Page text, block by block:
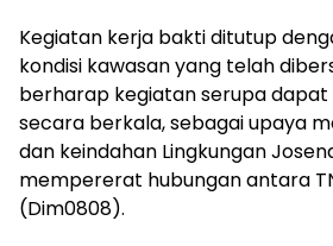
Kegiatan kerja bakti ditutup
kondisi kawasan yang telah
berharap kegiatan serupa
secara berkala, sebagai upaya
dan keindahan Lingkungan
mempererat hubungan antara
(Dim0808).